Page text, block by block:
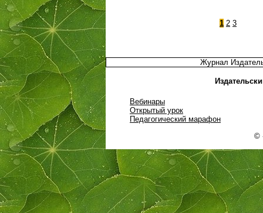
1 2 3
Журнал
Вебинары
Открытый урок
Педагогический марафон
©